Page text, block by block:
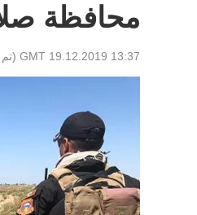
محافظة
13:37 GMT 19.12.2019